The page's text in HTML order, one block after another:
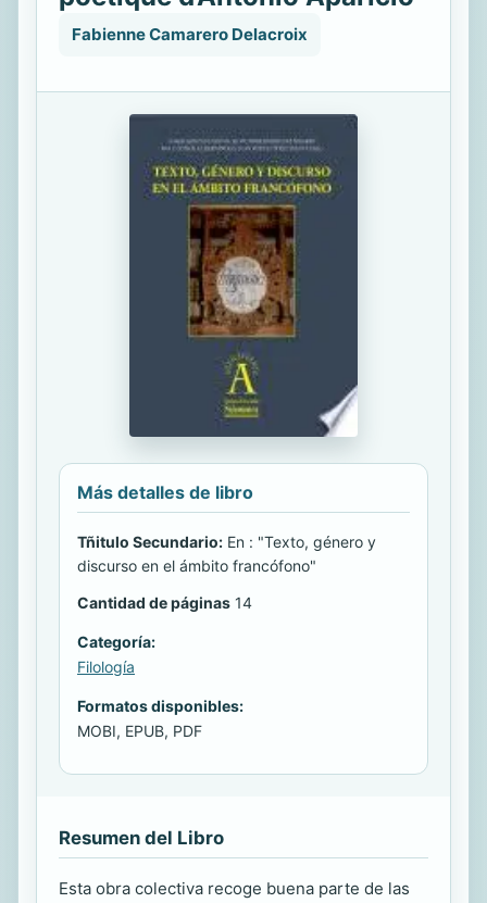
Fabienne Camarero Delacroix
Más detalles de libro
Tñitulo Secundario: En : "Texto, género y
discurso en el ámbito francófono"
Cantidad de páginas 14
Categoría:
Filología
Formatos disponibles:
MOBI, EPUB, PDF
Resumen del Libro
Esta obra colectiva recoge buena parte de las